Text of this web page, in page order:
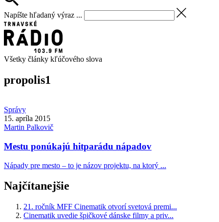
Napíšte hľadaný výraz ...
Všetky články kľúčového slova
propolis1
Správy
15. apríla 2015
Martin Palkovič
Mestu ponúkajú hitparádu nápadov
Nápady pre mesto – to je názov projektu, na ktorý ...
Najčítanejšie
21. ročník MFF Cinematik otvorí svetová premi...
Cinematik uvedie špičkové dánske filmy a priv...